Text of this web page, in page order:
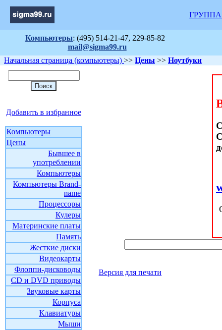
Компьютеры: (495) 514-21-47, 229-85-82
mail@sigma99.ru
Начальная страница (компьютеры) >> Цены >> Ноутбуки
Добавить в избранное
Компьютеры
Цены
Бывшее в
употреблении
Компьютеры
Компьютеры Brand-
name
Процессоры
Кулеры
Материнские платы
Память
Жесткие диски
Видеокарты
Флоппи-дисководы
CD и DVD приводы
Звуковые карты
Корпуса
Клавиатуры
Мыши
Версия для печати